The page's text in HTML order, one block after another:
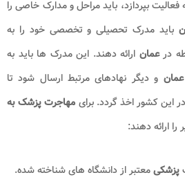
بپردازد، باید مراحل و مدارک خاصی را
باید مدرک تحصیلی و تخصصی خود را به
درعمان ارائه دهند. این مدرک ها باید به
عمان و دیگر نهادهای مرتبط ارسال شود تا
این کشور اخذ گردد. برای مهاجرت پزشک به
ارائه دهند:
پزشکیمعتبر از دانشگاه های شناخته شده.